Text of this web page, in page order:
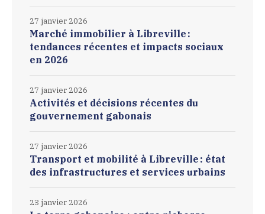
Marché immobilier à Libreville :
tendances récentes et impacts sociaux
en 2026
27 janvier 2026
Activités et décisions récentes du
gouvernement gabonais
27 janvier 2026
Transport et mobilité à Libreville : état
des infrastructures et services urbains
27 janvier 2026
23 janvier 2026